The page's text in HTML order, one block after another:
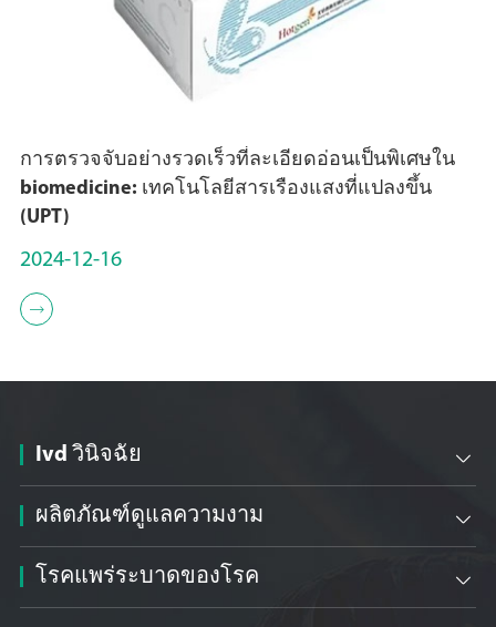
การตรวจจับอย่างรวดเร็วที่ละเอียดอ่อนเป็นพิเศษใน
biomedicine: เทคโนโลยีสารเรืองแสงที่แปลงขึ้น
(UPT)
2024-12-16

Ivd วินิจฉัย 
ผลิตภัณฑ์ดูแลความงาม 
โรคแพร่ระบาดของโรค 